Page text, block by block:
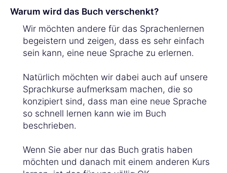
Warum wird das Buch verschenkt?
Wir möchten andere für das Sprachenlernen
begeistern und zeigen, dass es sehr einfach
sein kann, eine neue Sprache zu erlernen.
Natürlich möchten wir dabei auch auf unsere
Sprachkurse aufmerksam machen, die so
konzipiert sind, dass man eine neue Sprache
so schnell lernen kann wie im Buch
beschrieben.
Wenn Sie aber nur das Buch gratis haben
möchten und danach mit einem anderen Kurs